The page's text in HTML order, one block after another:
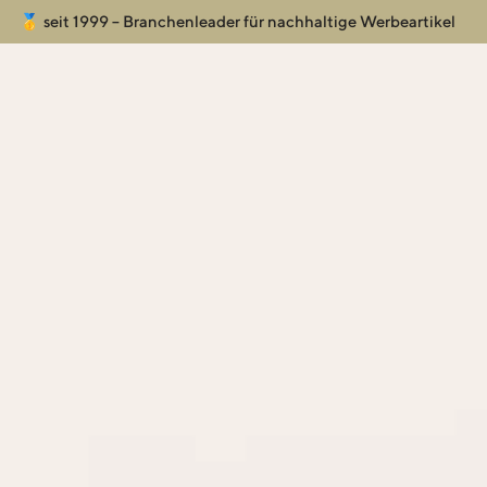
🥇 seit 1999 – Branchenleader für nachhaltige Werbeartikel